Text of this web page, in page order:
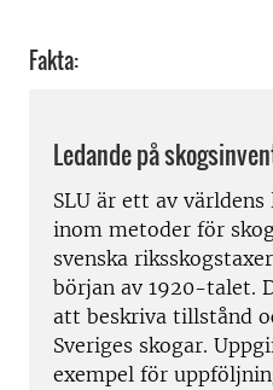
Fakta:
Ledande på
SLU är ett av
inom metoder för
svenska
början av 1920-talet.
att beskriva tillstånd
Sveriges skogar.
exempel för